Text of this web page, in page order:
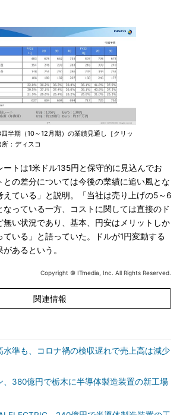
半期（10～12月期）の業績見通し［クリッ
：ディスコ
トは1米ドル135円と保守的に見込んでお
との差分については今後の業績に追い風とな
えている」と説明。「当社は売り上げの5～6
なっている一方、コストに関しては直接のド
無い状況であり、基本、円安はメリットしか
ている」と語っていた。ドルが1円変動する
あるという。
Copyright © ITmedia, Inc. All Rights Reserved.
関連情報
水準も、コロナ禍の検収遅れで売上高は減少
、380億円で栃木に半導体製造装置の新工場